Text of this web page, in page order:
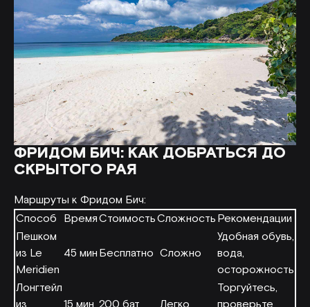
ФРИДОМ БИЧ: КАК ДОБРАТЬСЯ ДО
СКРЫТОГО РАЯ
Маршруты к Фридом Бич:
Способ ВремяСтоимостьСложностьРекомендации
Пешком
из Le
Meridien
45 минБесплатно Сложно
Удобная обувь,
вода,
осторожность
Лонгтейл
Торгуйтесь,